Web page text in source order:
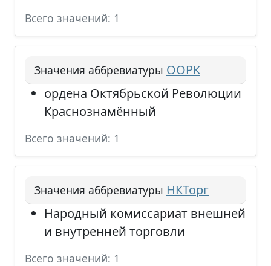
Всего значений: 1
Значения аббревиатуры ООРК
ордена Октябрьской Революции
Краснознамённый
Всего значений: 1
Значения аббревиатуры НКТорг
Народный комиссариат внешней
и внутренней торговли
Всего значений: 1